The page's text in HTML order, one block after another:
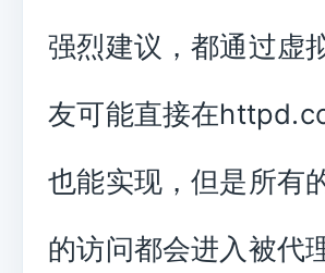
强烈建议，都通过虚
友可能直接在
也能实现，但是所有
的访问都会进入被代